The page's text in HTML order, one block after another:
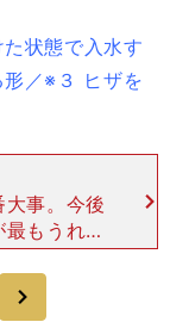
状態で入水す
／※３ ヒザを
事。今後
もうれし
戦いになる
たいと思